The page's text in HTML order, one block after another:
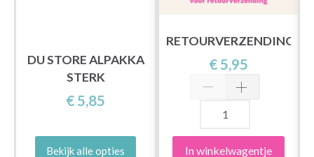
DU STORE ALPAKKA
STERK
€ 5,85
Bekijk alle opties
RETOURVERZENDING
€ 5,95
In winkelwagentje